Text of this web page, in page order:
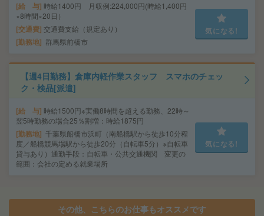
給 与 時給1400円 月収例:224,000円(時給1,400円
×8時間×20日）
交通費 交通費支給（規定あり）
勤務地 群馬県前橋市
気になる!
【週4日勤務】倉庫内軽作業スタッフ スマホのチェッ
ク・検品[派遣]
給 与 時給1500円※実働8時間を超える勤務、22時～
翌5時勤務の場合25％割増：時給1875円
勤務地 千葉県船橋市浜町（南船橋駅から徒歩10分程
度／船橋競馬場駅から徒歩20分（自転車5分）※自転車
貸与あり）通勤手段：自転車・公共交通機関 変更の
範囲：会社の定める就業場所
気になる!
その他、こちらのお仕事もオススメです